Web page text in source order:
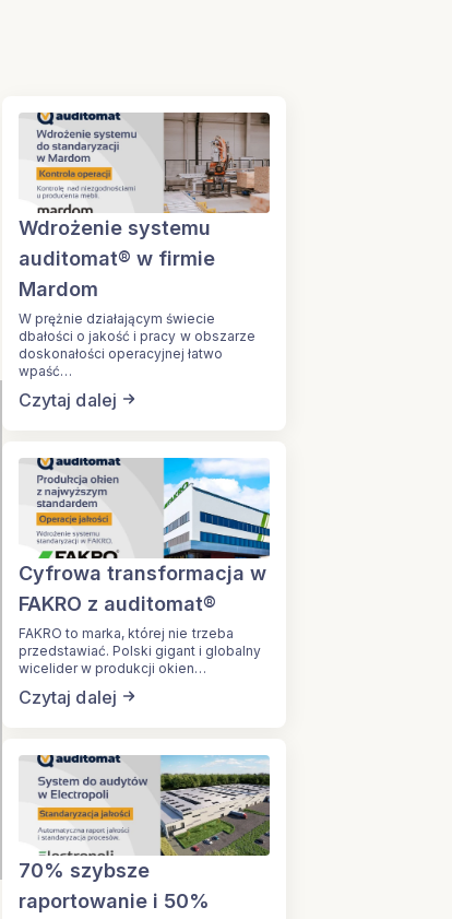
Wdrożenie systemu
auditomat® w firmie
Mardom
W prężnie działającym świecie
dbałości o jakość i pracy w obszarze
doskonałości operacyjnej łatwo
wpaść…
Czytaj dalej
Cyfrowa transformacja w
FAKRO z auditomat®
FAKRO to marka, której nie trzeba
przedstawiać. Polski gigant i globalny
wicelider w produkcji okien…
Czytaj dalej
70% szybsze
raportowanie i 50%